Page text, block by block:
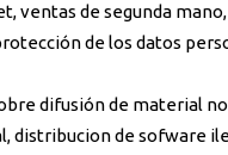
ventas de segunda
de los datos
difusión de material
distribucion de sofware